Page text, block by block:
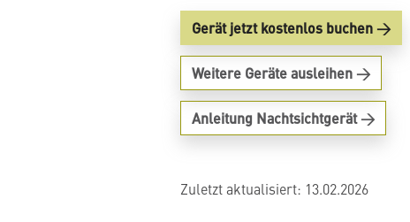
Gerät jetzt kostenlos buchen
Weitere Geräte ausleihen
Anleitung Nachtsichtgerät
Zuletzt aktualisiert: 13.02.2026